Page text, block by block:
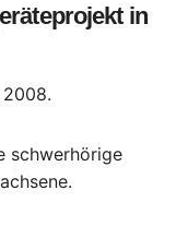
in
schwerhörige